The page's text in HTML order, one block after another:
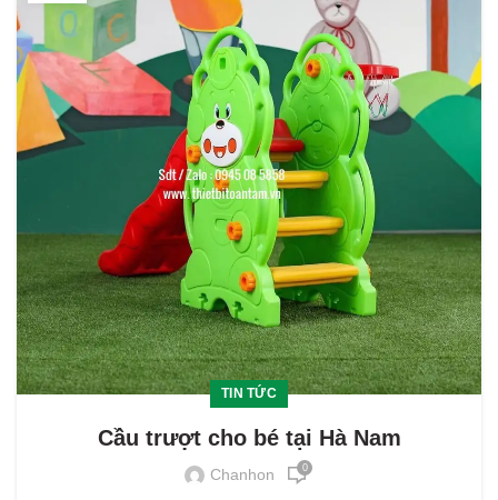
TIN TỨC
Cầu trượt cho bé tại Hà Nam
Chanhon 0